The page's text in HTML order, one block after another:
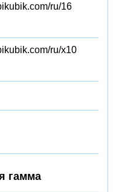
ru/16
ru/x10
гамма